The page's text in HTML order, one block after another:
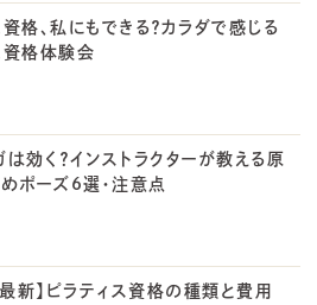
格、私にもできる？カラダで感じる
資格体験会
効く？インストラクターが教える原
めポーズ6選・注意点
新】ピラティス資格の種類と費用